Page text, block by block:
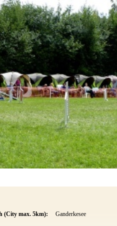
(City max. 5km):
Ganderkesee